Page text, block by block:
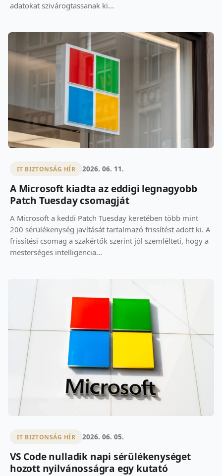
adatokat szivárogtassanak ki...
IT BIZTONSÁG HÍR 2026. 06. 11.
A Microsoft kiadta az eddigi legnagyobb
Patch Tuesday csomagját
A Microsoft a keddi Patch Tuesday keretében több mint
200 sérülékenység javítását tartalmazó frissítést adott ki. A
frissítési csomag a szakértők szerint jól szemlélteti, hogy a
mesterséges intelligencia...
IT BIZTONSÁG HÍR 2026. 06. 05.
VS Code nulladik napi sérülékenységet
hozott nyilvánosságra egy kutató